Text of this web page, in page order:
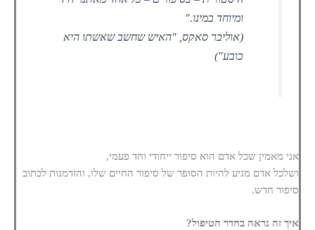
ומיוחד במינו."
(אוליבר סאקס, "האיש שחשב שאשתו היא
כובע")
אני מאמין שכל אדם הוא סיפור ייחודי וחד פעמי,
ושלכל אדם מגיע להיות הסופר של סיפור החיים שלו, והזדמנות לכתוב
סיפור חדש.
איך זה נראה בחדר הטיפול?